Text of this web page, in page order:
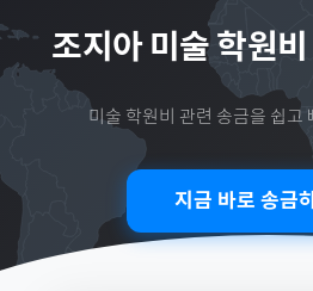
조지아 미술 학원
미술 학원비 관련 송금을 쉽고
지금 바로 송금